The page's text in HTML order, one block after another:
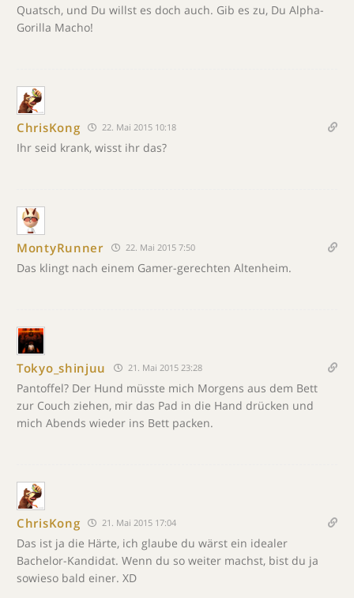
Quatsch, und Du willst es doch auch. Gib es zu, Du Alpha-
Gorilla Macho!
ChrisKong 22. Mai 2015 10:18
Ihr seid krank, wisst ihr das?
MontyRunner 22. Mai 2015 7:50
Das klingt nach einem Gamer-gerechten Altenheim.
Tokyo_shinjuu 21. Mai 2015 23:28
Pantoffel? Der Hund müsste mich Morgens aus dem Bett
zur Couch ziehen, mir das Pad in die Hand drücken und
mich Abends wieder ins Bett packen.
ChrisKong 21. Mai 2015 17:04
Das ist ja die Härte, ich glaube du wärst ein idealer
Bachelor-Kandidat. Wenn du so weiter machst, bist du ja
sowieso bald einer. XD